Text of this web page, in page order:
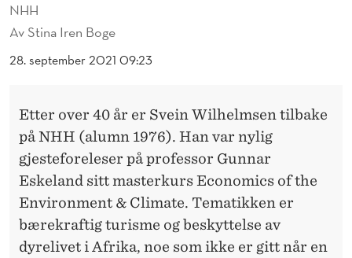
L
B
NHH
AvStina Iren Boge
28. september 2021 09:23
Etter over 40 år er Svein Wilhelmsen tilbake
på NHH (alumn 1976). Han var nylig
gjesteforeleser på professor Gunnar
Eskeland sitt masterkurs Economics of the
Environment & Climate. Tematikken er
bærekraftig turisme og beskyttelse av
dyrelivet i Afrika, noe som ikke er gitt når en